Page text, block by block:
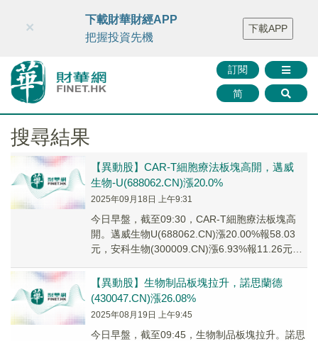
財華智庫網 FINTV FINMETA 財華證券 媒體矩陣
智庫沙龍
聯絡我們
訂閱
简
×
下載財華財經APP
把握投資先機
下載APP
搜尋結果
【異動股】CAR-T細胞療法板塊高開，邁威
生物-U(688062.CN)漲20.0%
2025年09月18日 上午9:31
今日早盤，截至09:30，CAR-T細胞療法板塊高
開。邁威生物U(688062.CN)漲20.00%報58.03
元，安科生物(300009.CN)漲6.93%報11.26元，
【異動股】生物制品板塊拉升，諾思蘭德
(430047.CN)漲26.08%
2025年08月19日 上午9:45
今日早盤，截至09:45，生物制品板塊拉升。諾思